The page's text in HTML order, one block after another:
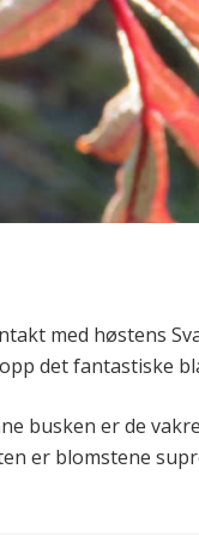
med høstens
det fantastiske
busken er de
er blomstene